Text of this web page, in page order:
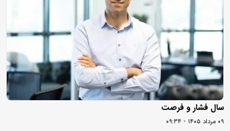
سال فشار و فرصت
۰۹ مرداد ۱۴۰۵ - ۰۹:۳۴